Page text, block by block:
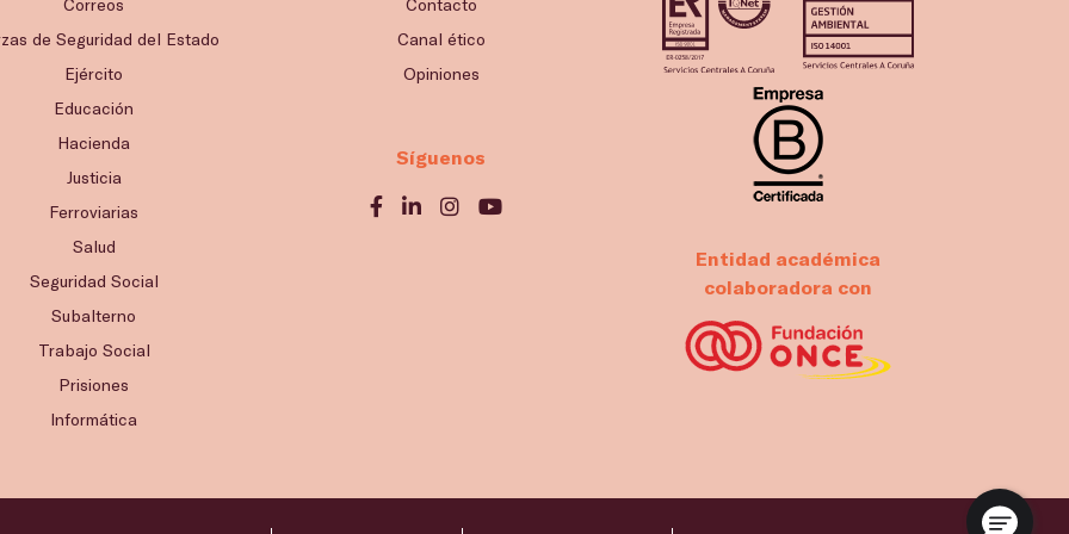
Correos
de Seguridad del Estado
Ejército
Educación
Hacienda
Justicia
Ferroviarias
Salud
Seguridad Social
Subalterno
Trabajo Social
Prisiones
Informática
Contacto
Canal ético
Opiniones
Síguenos
Entidad académica
colaboradora con